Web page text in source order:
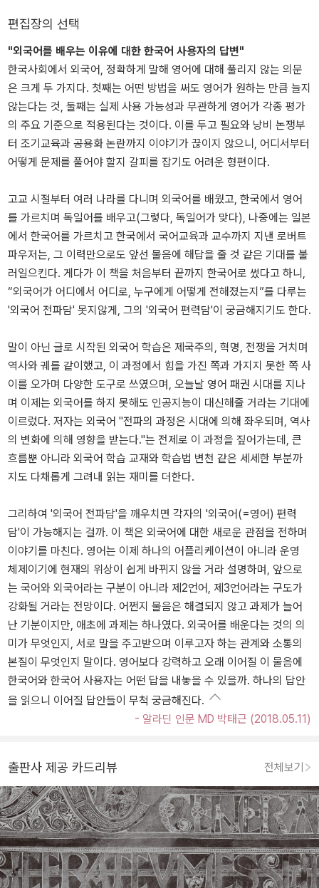
편집장의 선택
"외국어를 배우는 이유에 대한 한국어 사용자의 답변"
한국사회에서 외국어, 정확하게 말해 영어에 대해 풀리지 않는 의문
은 크게 두 가지다. 첫째는 어떤 방법을 써도 영어가 원하는 만큼 늘지
않는다는 것, 둘째는 실제 사용 가능성과 무관하게 영어가 각종 평가
의 주요 기준으로 적용된다는 것이다. 이를 두고 필요와 낭비 논쟁부
터 조기교육과 공용화 논란까지 이야기가 끊이지 않으니, 어디서부터
어떻게 문제를 풀어야 할지 갈피를 잡기도 어려운 형편이다.
고교 시절부터 여러 나라를 다니며 외국어를 배웠고, 한국에서 영어
를 가르치며 독일어를 배우고(그렇다, 독일어가 맞다), 나중에는 일본
에서 한국어를 가르치고 한국에서 국어교육과 교수까지 지낸 로버트
파우저는, 그 이력만으로도 앞선 물음에 해답을 줄 것 같은 기대를 불
러일으킨다. 게다가 이 책을 처음부터 끝까지 한국어로 썼다고 하니,
“외국어가 어디에서 어디로, 누구에게 어떻게 전해졌는지”를 다루는
'외국어 전파담' 못지않게, 그의 '외국어 편력담'이 궁금해지기도 한다.
말이 아닌 글로 시작된 외국어 학습은 제국주의, 혁명, 전쟁을 거치며
역사와 궤를 같이했고, 이 과정에서 힘을 가진 쪽과 가지지 못한 쪽 사
이를 오가며 다양한 도구로 쓰였으며, 오늘날 영어 패권 시대를 지나
며 이제는 외국어를 하지 못해도 인공지능이 대신해줄 거라는 기대에
이르렀다. 저자는 외국어 "전파의 과정은 시대에 의해 좌우되며, 역사
의 변화에 의해 영향을 받는다."는 전제로 이 과정을 짚어가는데, 큰
흐름뿐 아니라 외국어 학습 교재와 학습법 변천 같은 세세한 부분까
지도 다채롭게 그려내 읽는 재미를 더한다.
그리하여 '외국어 전파담'을 깨우치면 각자의 '외국어(=영어) 편력
담'이 가능해지는 걸까. 이 책은 외국어에 대한 새로운 관점을 전하며
이야기를 마친다. 영어는 이제 하나의 어플리케이션이 아니라 운영
체제이기에 현재의 위상이 쉽게 바뀌지 않을 거라 설명하며, 앞으로
는 국어와 외국어라는 구분이 아니라 제2언어, 제3언어라는 구도가
강화될 거라는 전망이다. 어쩐지 물음은 해결되지 않고 과제가 늘어
난 기분이지만, 애초에 과제는 하나였다. 외국어를 배운다는 것의 의
미가 무엇인지, 서로 말을 주고받으며 이루고자 하는 관계와 소통의
본질이 무엇인지 말이다. 영어보다 강력하고 오래 이어질 이 물음에
한국어와 한국어 사용자는 어떤 답을 내놓을 수 있을까. 하나의 답안
을 읽으니 이어질 답안들이 무척 궁금해진다.
- 알라딘 인문 MD 박태근 (2018.05.11)
출판사 제공 카드리뷰 전체보기